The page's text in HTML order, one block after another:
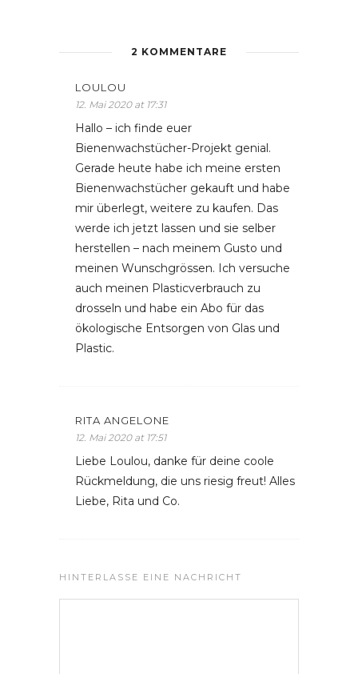
2 KOMMENTARE
LOULOU
12. Mai 2020 at 17:31
Hallo – ich finde euer
Bienenwachstücher-Projekt genial.
Gerade heute habe ich meine ersten
Bienenwachstücher gekauft und habe
mir überlegt, weitere zu kaufen. Das
werde ich jetzt lassen und sie selber
herstellen – nach meinem Gusto und
meinen Wunschgrössen. Ich versuche
auch meinen Plasticverbrauch zu
drosseln und habe ein Abo für das
ökologische Entsorgen von Glas und
Plastic.
RITA ANGELONE
12. Mai 2020 at 17:51
Liebe Loulou, danke für deine coole
Rückmeldung, die uns riesig freut! Alles
Liebe, Rita und Co.
HINTERLASSE EINE NACHRICHT